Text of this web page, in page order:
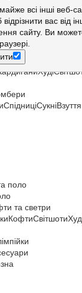
всі інші веб-
вас від
сайту. Ви
майки
та светри
Худі
СпідниціСукніВзуття
поло
та светри
КофтиСвітшоти